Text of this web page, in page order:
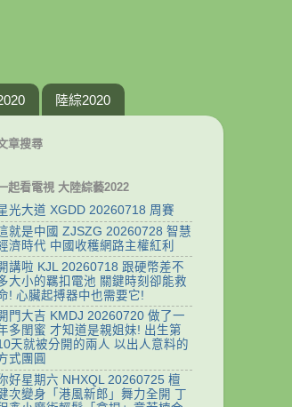
陸綜2020
章搜尋
起看電視 大陸綜藝2022
光大道 XGDD 20260718 周賽
就是中國 ZJSZG 20260728 智慧
濟時代 中國收穫網路主權紅利
講啦 KJL 20260718 跟硬幣差不
大小的羈扣電池 關鍵時刻卻能救
! 心臟起搏器中也需要它!
門大吉 KMDJ 20260720 做了一
多閨蜜 才知道是親姐妹! 出生第
天就被分開的兩人 以出人意料的
式團圓
好星期六 NHXQL 20260725 檀
次變身「港風新郎」舞力全開 丁